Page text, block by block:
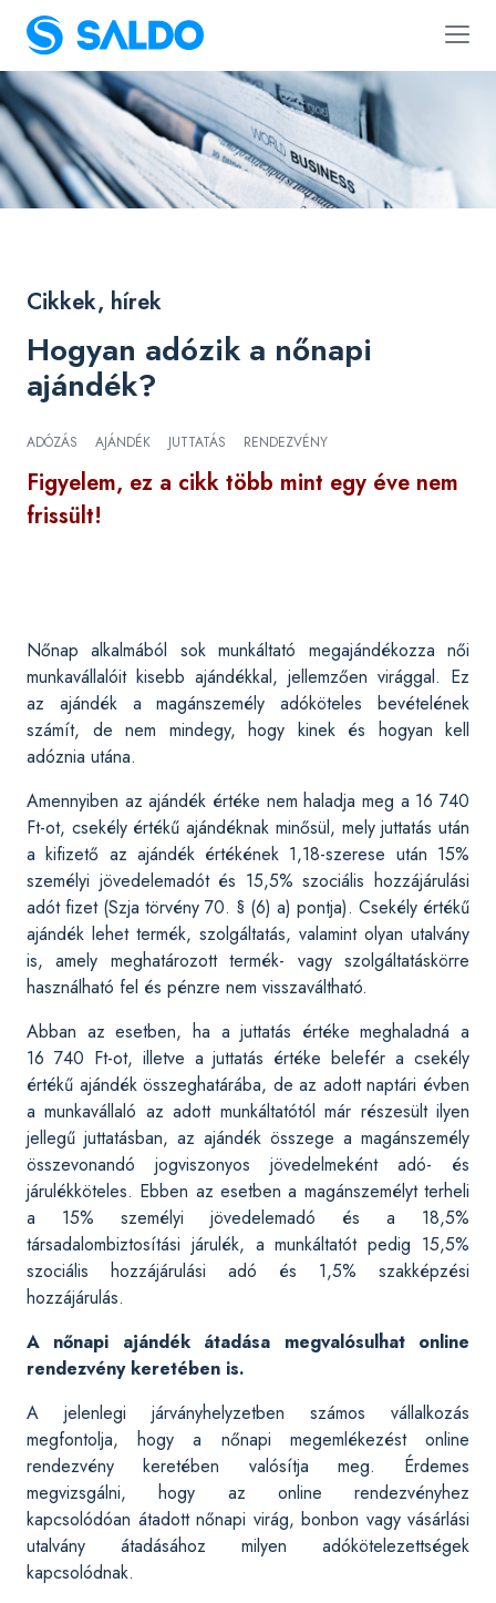
Cikkek, hírek
Hogyan adózik a nőnapi
ajándék?
ADÓZÁS AJÁNDÉK JUTTATÁS RENDEZVÉNY
Figyelem, ez a cikk több mint egy éve nem
frissült!
Nőnap alkalmából sok munkáltató megajándékozza női
munkavállalóit kisebb ajándékkal, jellemzően virággal. Ez
az ajándék a magánszemély adóköteles bevételének
számít, de nem mindegy, hogy kinek és hogyan kell
adóznia utána.
Amennyiben az ajándék értéke nem haladja meg a 16 740
Ft-ot, csekély értékű ajándéknak minősül, mely juttatás után
a kifizető az ajándék értékének 1,18-szerese után 15%
személyi jövedelemadót és 15,5% szociális hozzájárulási
adót fizet (Szja törvény 70. § (6) a) pontja). Csekély értékű
ajándék lehet termék, szolgáltatás, valamint olyan utalvány
is, amely meghatározott termék- vagy szolgáltatáskörre
használható fel és pénzre nem visszaváltható.
Abban az esetben, ha a juttatás értéke meghaladná a
16 740 Ft-ot, illetve a juttatás értéke belefér a csekély
értékű ajándék összeghatárába, de az adott naptári évben
a munkavállaló az adott munkáltatótól már részesült ilyen
jellegű juttatásban, az ajándék összege a magánszemély
összevonandó jogviszonyos jövedelmeként adó- és
járulékköteles. Ebben az esetben a magánszemélyt terheli
a 15% személyi jövedelemadó és a 18,5%
társadalombiztosítási járulék, a munkáltatót pedig 15,5%
szociális hozzájárulási adó és 1,5% szakképzési
hozzájárulás.
A nőnapi ajándék átadása megvalósulhat online
rendezvény keretében is.
A jelenlegi járványhelyzetben számos vállalkozás
megfontolja, hogy a nőnapi megemlékezést online
rendezvény keretében valósítja meg. Érdemes
megvizsgálni, hogy az online rendezvényhez
kapcsolódóan átadott nőnapi virág, bonbon vagy vásárlási
utalvány átadásához milyen adókötelezettségek
kapcsolódnak.